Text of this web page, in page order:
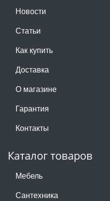
Новости
Статьи
Как купить
Доставка
О магазине
Гарантия
Контакты
Каталог товаров
Мебель
Сантехника